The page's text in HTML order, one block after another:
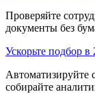
Проверяйте
документы без
Ускорьте подбор в
Автоматизируйте
собирайте